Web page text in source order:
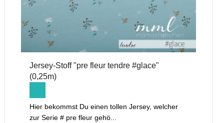
Jersey-Stoff "pre fleur tendre #glace"
(0,25m)
Hier bekommst Du einen tollen Jersey, welcher
zur Serie # pre fleur gehö...